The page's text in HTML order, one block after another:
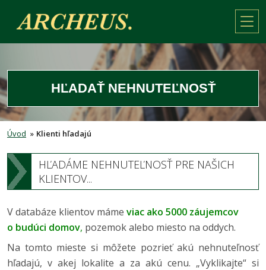
HĽADAŤ NEHNUTEĽNOSŤ
Úvod » Klienti hľadajú
HĽADÁME NEHNUTEĽNOSŤ PRE NAŠICH
KLIENTOV...
V databáze klientov máme viac ako 5000 záujemcov
o budúci domov, pozemok alebo miesto na oddych.
Na tomto mieste si môžete pozrieť akú nehnuteľnosť
hľadajú, v akej lokalite a za akú cenu. „Vyklikajte“ si